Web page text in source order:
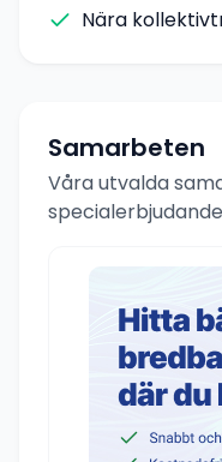
Nära
Samarbeten
Våra utvalda